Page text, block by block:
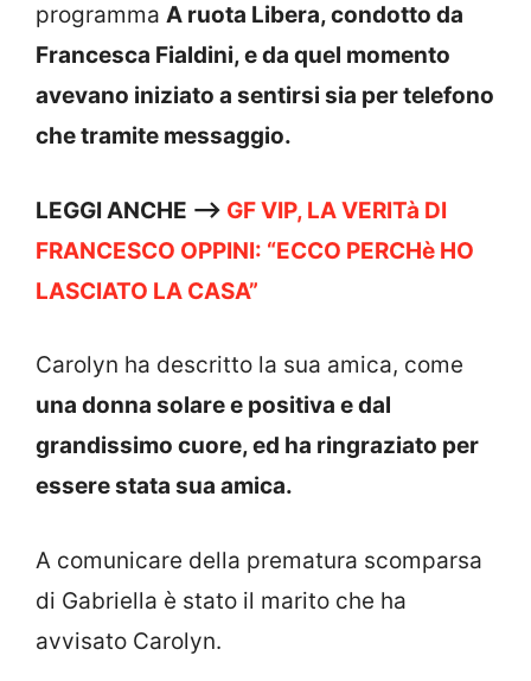
programma A ruota Libera, condotto da
Francesca Fialdini, e da quel momento
avevano iniziato a sentirsi sia per telefono
che tramite messaggio.
LEGGI ANCHE —-> GF VIP, LA VERITà DI
FRANCESCO OPPINI: “ECCO PERCHè HO
LASCIATO LA CASA”
Carolyn ha descritto la sua amica, come
una donna solare e positiva e dal
grandissimo cuore, ed ha ringraziato per
essere stata sua amica.
A comunicare della prematura scomparsa
di Gabriella è stato il marito che ha
avvisato Carolyn.